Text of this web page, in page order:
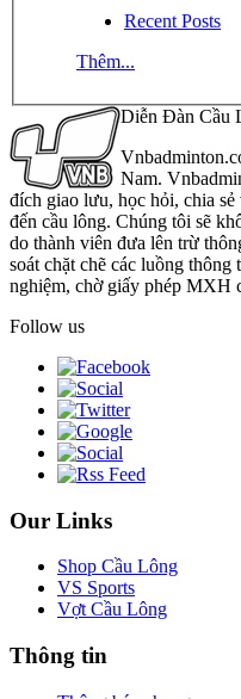
Recent Posts
Thêm...
Diễn Đàn Cầu
Nam.
đích giao lưu, học hỏi, chia
đến cầu lông. Chúng tôi sẽ
do thành viên đưa lên trừ
soát chặt chẽ các luồng
nghiệm, chờ giấy phép MXH
Follow us
Our Links
Shop Cầu Lông
VS Sports
Vợt Cầu Lông
Thông tin